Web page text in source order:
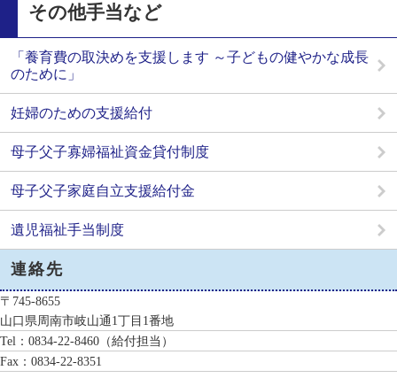
その他手当など
「養育費の取決めを支援します ～子どもの健やかな成長
のために」
妊婦のための支援給付
母子父子寡婦福祉資金貸付制度
母子父子家庭自立支援給付金
遺児福祉手当制度
連絡先
〒745-8655
山口県周南市岐山通1丁目1番地
Tel：0834-22-8460 （給付担当）
Fax：0834-22-8351